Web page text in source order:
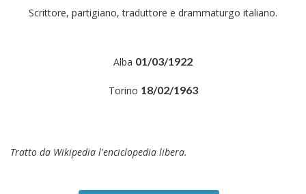
Scrittore, partigiano, traduttore e drammaturgo italiano.
Alba 01/03/1922
Torino 18/02/1963
Tratto da Wikipedia l'enciclopedia libera.